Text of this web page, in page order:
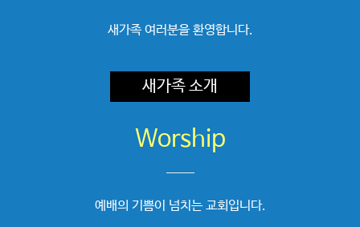
새가족 여러분을 환영합니다.
새가족 소개
Worship
예배의 기쁨이 넘치는 교회입니다.